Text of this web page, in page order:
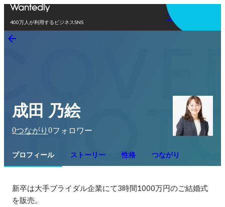
400万人が利用するビジネスSNS
アプリを使う
成田 乃絵
0つながり 0フォロワー
プロフィール ストーリー 性格 つながり
新卒は大手ブライダル企業にて3時間1000万円のご結婚式
を販売。